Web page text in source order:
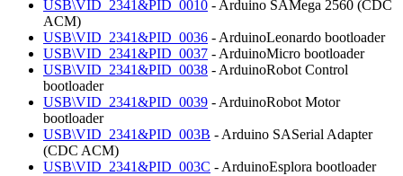
USB\VID_2341&PID_0010 - Arduino SAMega 2560 (CDC
ACM)
USB\VID_2341&PID_0036 - ArduinoLeonardo bootloader
USB\VID_2341&PID_0037 - ArduinoMicro bootloader
USB\VID_2341&PID_0038 - ArduinoRobot Control
bootloader
USB\VID_2341&PID_0039 - ArduinoRobot Motor
bootloader
USB\VID_2341&PID_003B - Arduino SASerial Adapter
(CDC ACM)
USB\VID_2341&PID_003C - ArduinoEsplora bootloader